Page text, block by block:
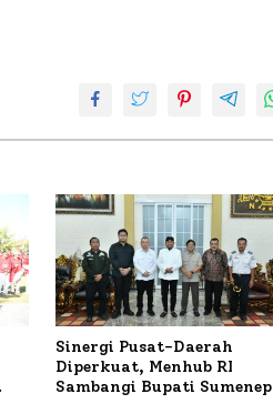
Sinergi Pusat-Daerah
Diperkuat, Menhub RI
Sambangi Bupati Sumenep